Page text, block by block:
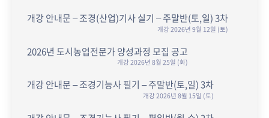
개강 안내문 – 조경(산업)기사 실기 – 주말반(토,일) 3차
개강 2026년 9월 12일 (토)
2026년 도시농업전문가 양성과정 모집 공고
개강 2026년 8월 25일 (화)
개강 안내문 – 조경기능사 필기 – 주말반(토,일) 3차
개강 2026년 8월 15일 (토)